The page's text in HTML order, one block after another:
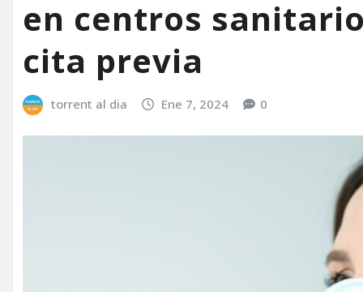
en centros
cita previa
torrent al dia Ene 7, 2024 0